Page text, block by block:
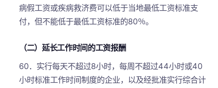
病假工资或疾病救济费可以低于当地最低工资标准支
付，但不能低于最低工资标准的80％。
（二）延长工作时间的工资报酬
60．实行每天不超过8小时，每周不超过44小时或40
小时标准工作时间制度的企业，以及经批准实行综合计